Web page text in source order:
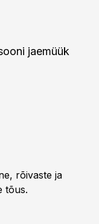
jaemüük
rõivaste ja
tõus.